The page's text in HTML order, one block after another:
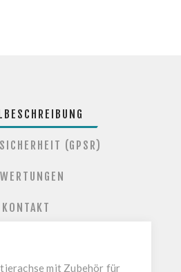
(GPSR)
KONTAKT
mit Zubehör für